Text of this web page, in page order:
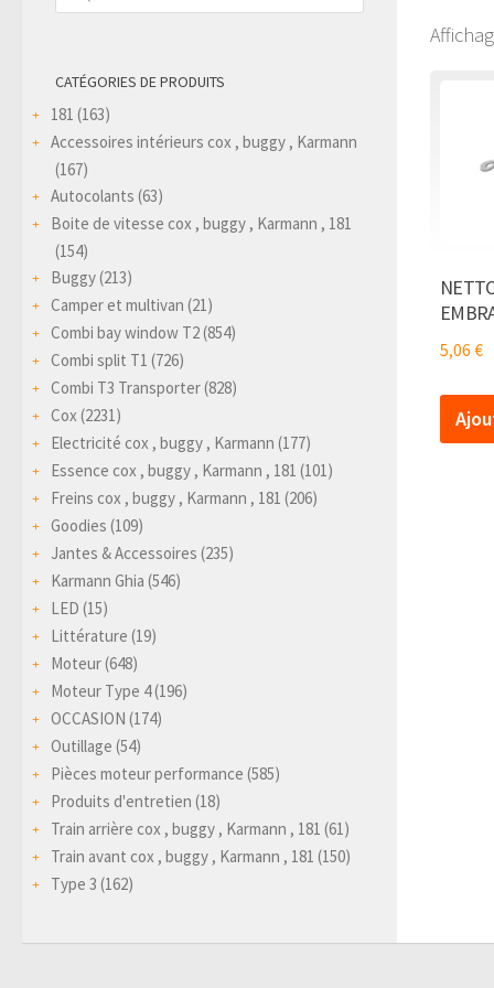
5,06€
produits
CATÉGORIES DE PRODUITS
181 (163)
Accessoires intérieurs cox , buggy , Karmann
(167)
Autocolants (63)
Boite de vitesse cox , buggy , Karmann , 181
(154)
Buggy(213)
Camper et multivan (21)
Combi bay window T2(854)
Combi split T1 (726)
Combi T3 Transporter(828)
Cox(2231)
Electricité cox , buggy , Karmann (177)
Essence cox , buggy , Karmann , 181 (101)
Freins cox , buggy , Karmann , 181 (206)
Goodies (109)
Jantes & Accessoires (235)
Karmann Ghia (546)
LED (15)
Littérature (19)
Moteur(648)
Moteur Type 4(196)
OCCASION (174)
Outillage (54)
Pièces moteur performance (585)
Produits d'entretien (18)
Train arrière cox , buggy , Karmann , 181 (61)
Train avant cox , buggy , Karmann , 181 (150)
Type 3 (162)